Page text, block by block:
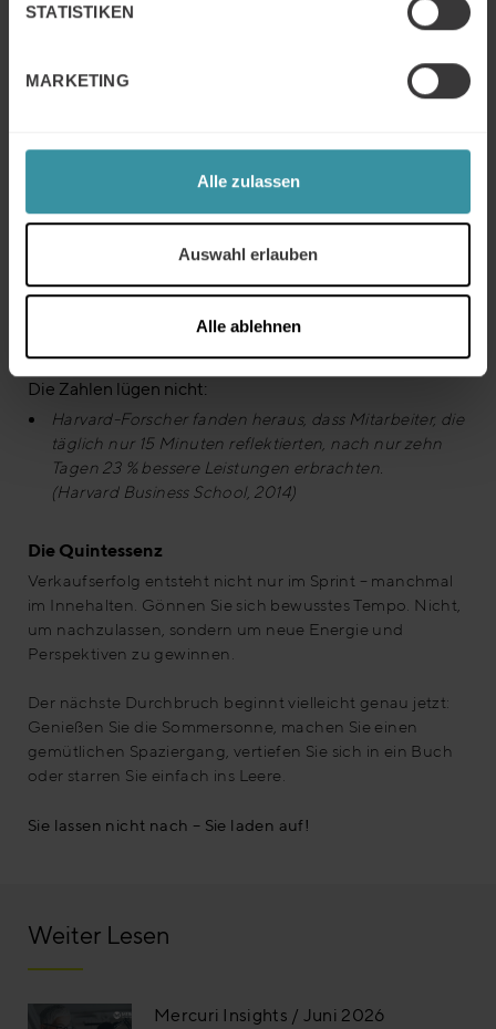
STATISTIKEN
MARKETING
Alle zulassen
Auswahl erlauben
Alle ablehnen
Reflexion bringt Wachstum
Statt sich durch jede ruhige Woche zu kämpfen: Planen
Sie Zeit zum Nachdenken.
Fragen Sie sich:
Was möchte ich anders machen?
Wie bin ich als Vertriebsmitarbeiter gewachsen?
Die Zahlen lügen nicht:
Harvard-Forscher fanden heraus, dass Mitarbeiter, die
täglich nur 15 Minuten reflektierten, nach nur zehn
Tagen 23 % bessere Leistungen erbrachten.
(Harvard Business School, 2014)
Die Quintessenz
Verkaufserfolg entsteht nicht nur im Sprint – manchmal
im Innehalten. Gönnen Sie sich bewusstes Tempo. Nicht,
um nachzulassen, sondern um neue Energie und
Perspektiven zu gewinnen.
Der nächste Durchbruch beginnt vielleicht genau jetzt:
Genießen Sie die Sommersonne, machen Sie einen
gemütlichen Spaziergang, vertiefen Sie sich in ein Buch
oder starren Sie einfach ins Leere.
Sie lassen nicht nach – Sie laden auf!
Weiter Lesen
Mercuri Insights / Juni 2026